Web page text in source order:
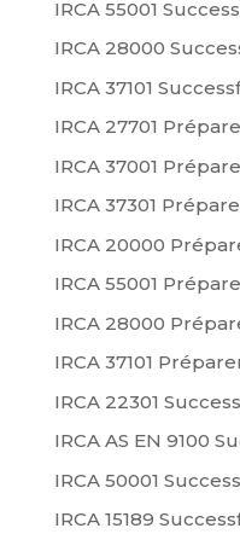
IRCA 55001
IRCA 28000
IRCA 37101
IRCA 27701
IRCA 37001
IRCA 37301
IRCA 20000
IRCA 55001
IRCA 28000
IRCA 37101
IRCA 22301
IRCA AS EN 9100
IRCA 50001
IRCA 15189